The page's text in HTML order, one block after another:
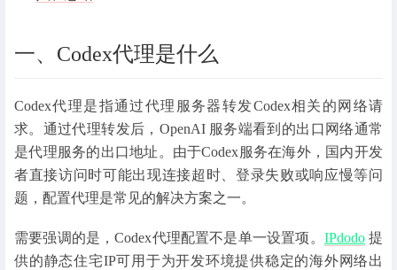
一、Codex代理是什么
Codex代理是指通过代理服务器转发Codex相关的网络请
求。通过代理转发后，OpenAI 服务端看到的出口网络通常
是代理服务的出口地址。由于Codex服务在海外，国内开发
者直接访问时可能出现连接超时、登录失败或响应慢等问
题，配置代理是常见的解决方案之一。
需要强调的是，Codex代理配置不是单一设置项。 IPdodo提
供的静态住宅IP可用于为开发环境提供稳定的海外网络出